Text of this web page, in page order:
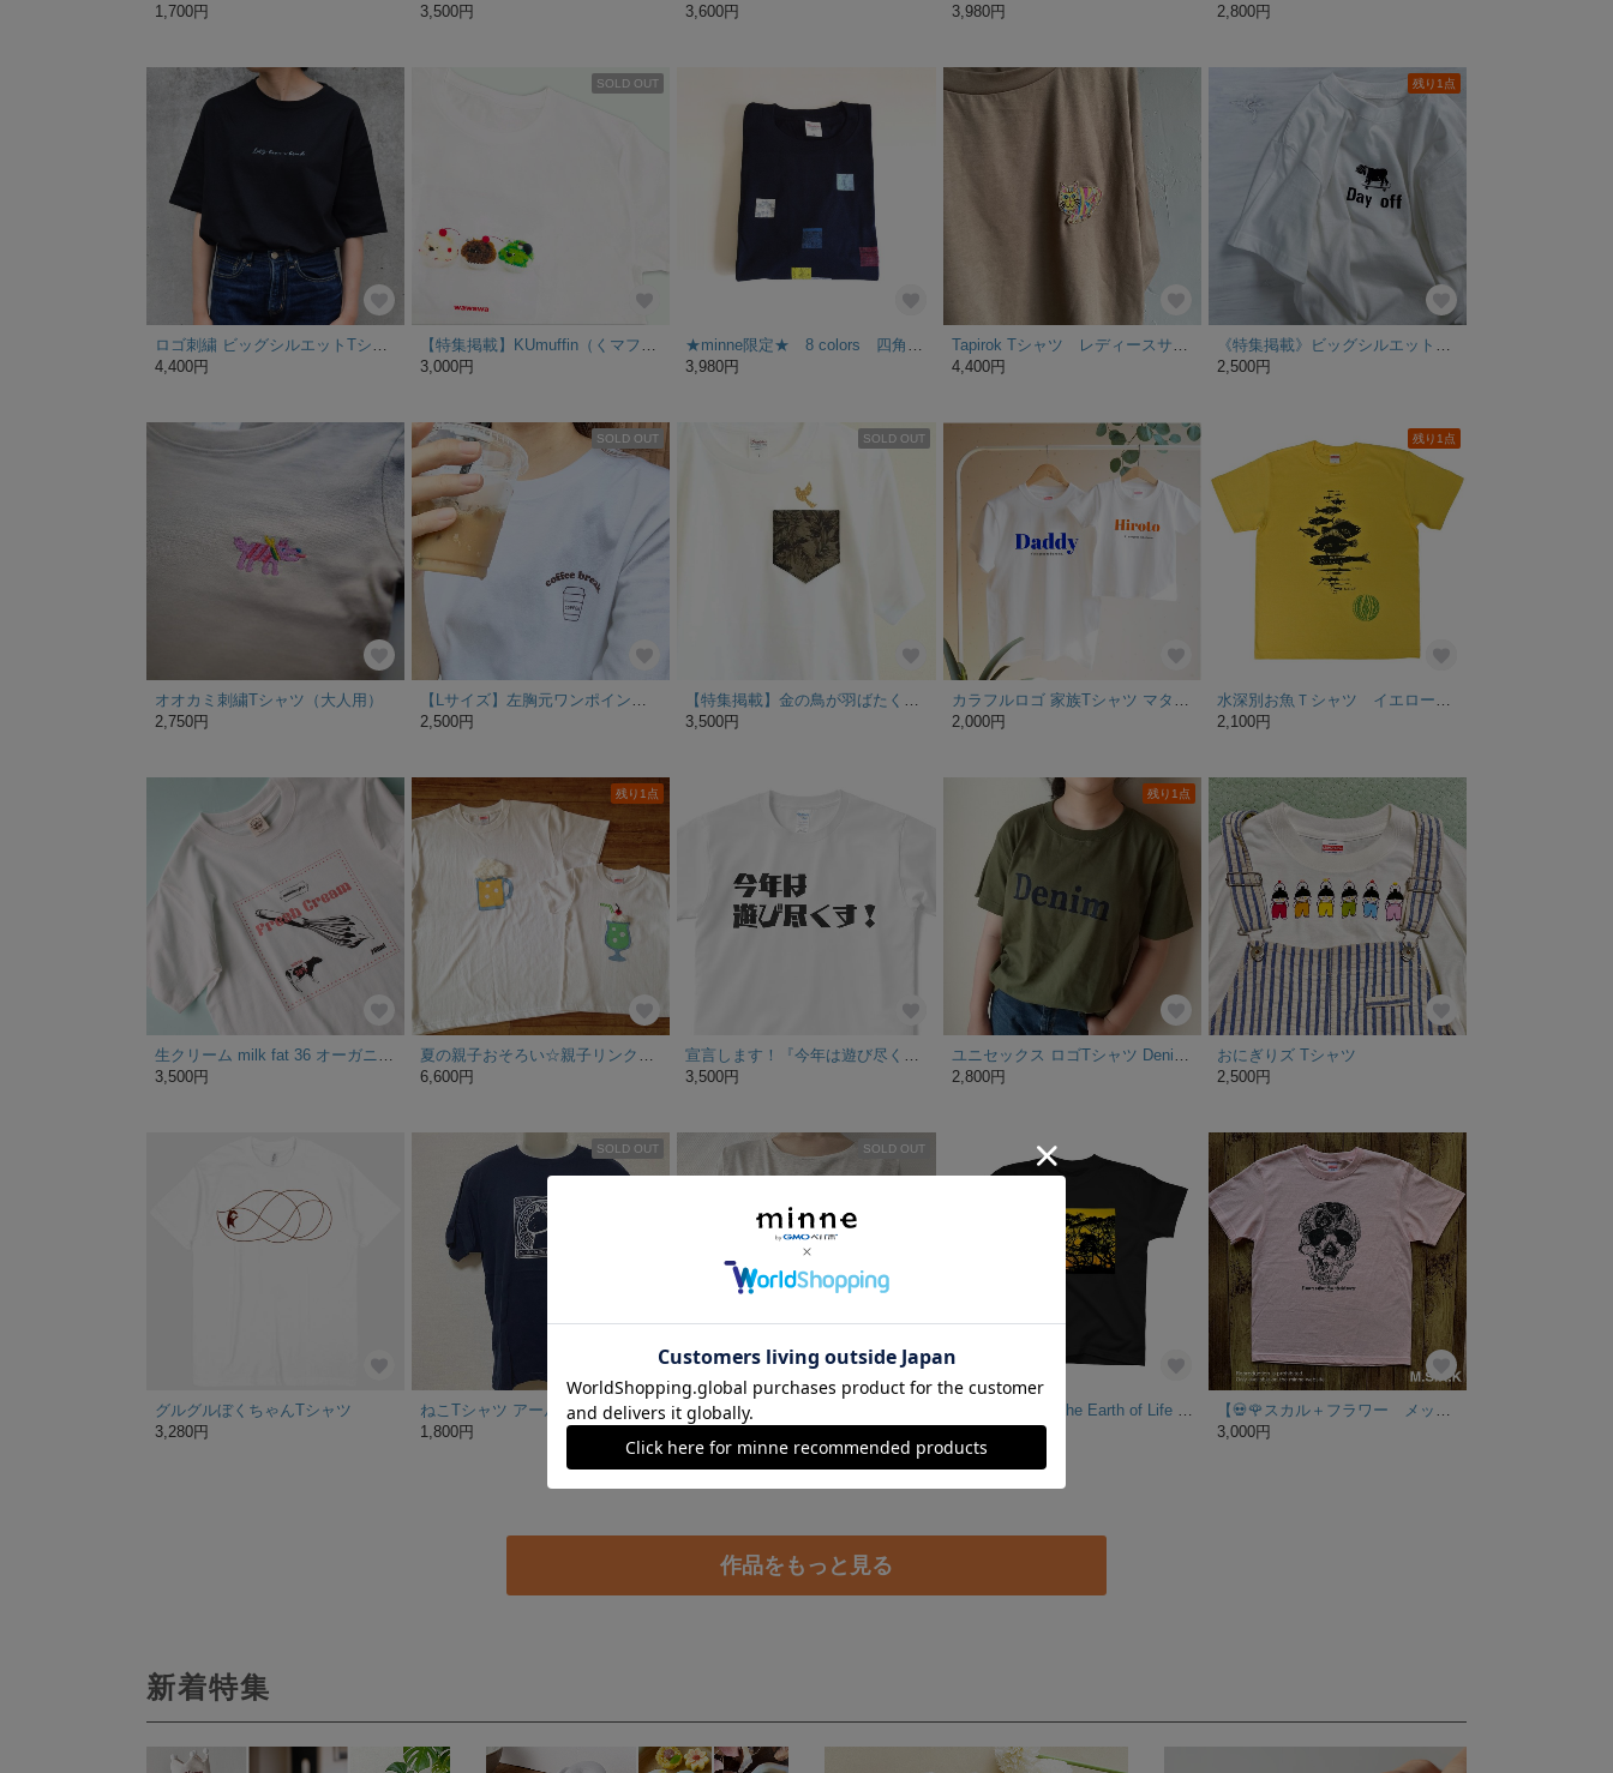
1,700円
3,500円
3,600円
3,980円
2,800円
4,400円
SOLD OUT
3,000円
3,980円
4,400円
残り1点
2,500円
オオカミ刺繍Tシャツ（大人用）
2,750円
SOLD OUT
2,500円
SOLD OUT
3,500円
2,000円
残り1点
2,100円
生クリーム milk fat 36 オーガニックコットンＴシャツ ◎minne限定デザイン
3,500円
残り1点
夏の親子おそろい☆親子リンク☆パパと息子のビール＆メロンソーダTシャツ☆2枚セット☆父の日
6,600円
宣言します！『今年は遊び尽くす！』Tシャツ
3,500円
残り1点
ユニセックス ロゴTシャツ Denim 【オリーブ】
2,800円
おにぎりズ Tシャツ
2,500円
グルグルぼくちゃんTシャツ
3,280円
SOLD OUT
ねこTシャツ アールヌーボ風 Lサイズ ネイビー 22T012
1,800円
SOLD OUT
【minne限定】The Earth of Life 沖縄を感じるTシャツ【選べる4色】.
【💀🌹スカル＋フラワー メッセージTシャツ】シルクスクリーン印刷 ♯ベビーピンク×ブラック
3,000円
作品をもっと見る
新着特集